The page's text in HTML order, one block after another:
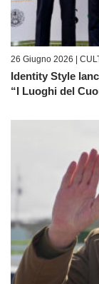
26 Giugno 2026 |
Identity Style
“I Luoghi del